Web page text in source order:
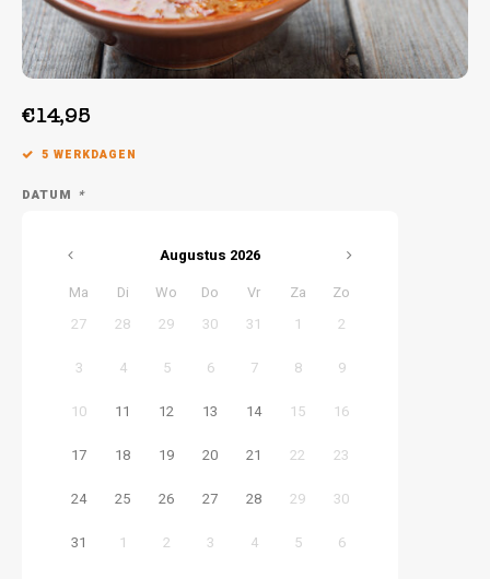
Week 38 | 14-09-2026 t/m 18-09-2026
Week 39 | 21-09-2026 t/m 25-09-2026
€14,95
5 WERKDAGEN
DATUM *
Augustus 2026
Ma
Di Wo Do Vr Za
Zo
27
28 29 30 31 1 2
3 4 5 6 7 8 9
10 11 12 13 14 15 16
17 18 19 20 21 22 23
24 25 26 27 28 29 30
31 1 2 3 4 5 6